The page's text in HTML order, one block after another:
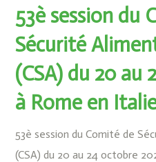
53è session du
Sécurité
(CSA) du 20 au
à Rome en
53è session du Comité de
(CSA) du 20 au 24 octobre